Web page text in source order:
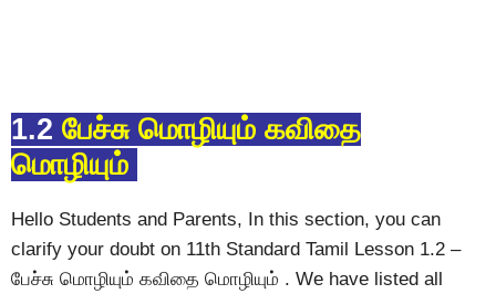
1.2 பேச்சு மொழியும் கவிதை
மொழியும்
Hello Students and Parents, In this section, you can
clarify your doubt on 11th Standard Tamil Lesson 1.2 –
பேச்சு மொழியும் கவிதை மொழியும் . We have listed all